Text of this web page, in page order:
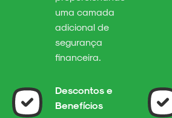
uma camada
adicional de
segurança
financeira.
Descontos e
Benefícios